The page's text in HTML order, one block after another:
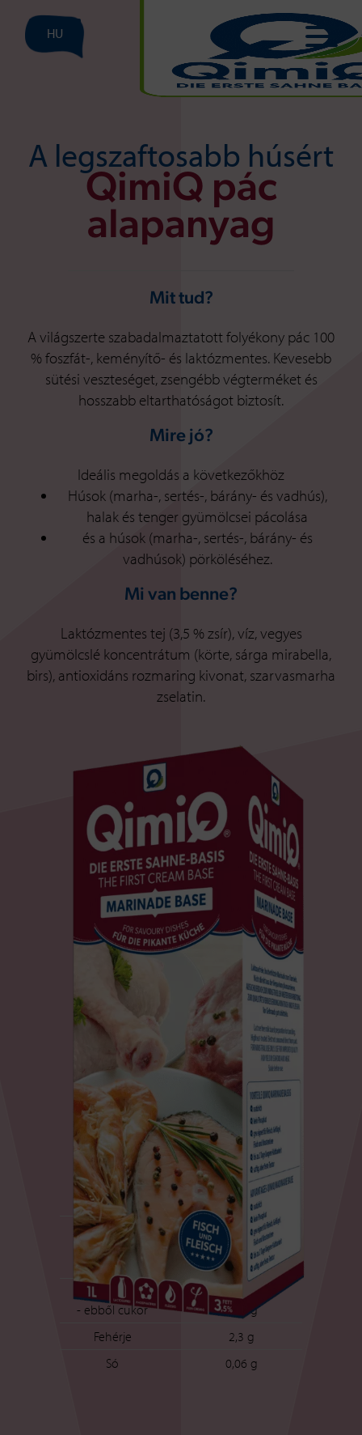
HU
A legszaftosabb húsért
QimiQ pác
alapanyag
Mit tud?
A világszerte szabadalmaztatott folyékony pác 100
% foszfát-, keményítő- és laktózmentes. Kevesebb
sütési veszteséget, zsengébb végterméket és
hosszabb eltarthatóságot biztosít.
Mire jó?
Ideális megoldás a következőkhöz
Húsok (marha-, sertés-, bárány- és vadhús),
halak és tenger gyümölcsei pácolása
és a húsok (marha-, sertés-, bárány- és
vadhúsok) pörköléséhez.
Mi van benne?
Laktózmentes tej (3,5 % zsír), víz, vegyes
gyümölcslé koncentrátum (körte, sárga mirabella,
birs), antioxidáns rozmaring kivonat, szarvasmarha
zselatin.
Tápértékek
100 g pác átlagosan
Tartalmaz:
329 kJ / 78 kcal
Zsír
2,4 g
- ebből telített
zsírsavak
1,0 g
Szénhidrátok
11,8 g
- ebből cukor
10,2 g
Fehérje
2,3 g
Só
0,06 g